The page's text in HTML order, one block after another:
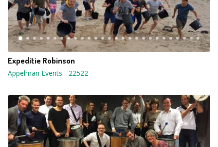
Expeditie Robinson
Appelman Events - 22522